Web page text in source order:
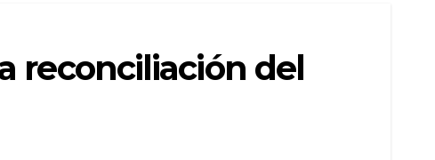
reconciliación del